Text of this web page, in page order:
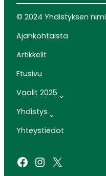
© 2024 Yhdistyksen nimi
Ajankohtaista
Artikkelit
Etusivu
Vaalit 2025
Yhdistys
Yhteystiedot
Facebook Instagram X